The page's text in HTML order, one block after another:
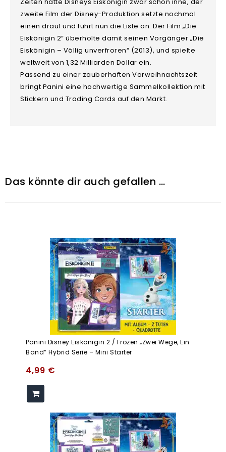
zweite Film der Disney-Produktion setzte nochmal
einen drauf und führt nun die Liste an. Der Film „Die
Eiskönigin 2“ überholte damit seinen Vorgänger „Die
Eiskönigin – Völlig unverfroren“ (2013), und spielte
weltweit von 1,32 Milliarden Dollar ein.
Passend zu einer zauberhaften Vorweihnachtszeit
bringt Panini eine hochwertige Sammelkollektion mit
Stickern und Trading Cards auf den Markt.
Das könnte dir auch gefallen …
Panini Disney Eiskönigin 2 / Frozen „Zwei Wege, Ein
Band“ Hybrid Serie – Mini Starter
4,99 €